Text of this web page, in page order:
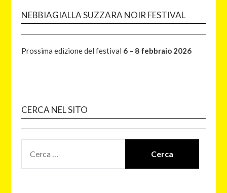
NEBBIAGIALLA SUZZARA NOIR FESTIVAL
Prossima edizione del festival 6 – 8 febbraio 2026
CERCA NEL SITO